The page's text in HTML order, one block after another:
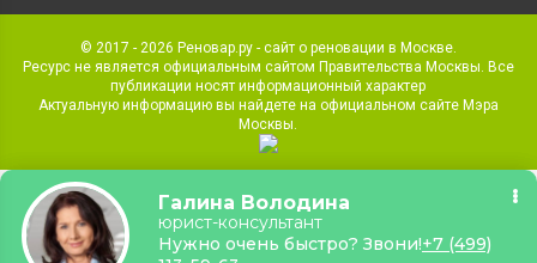
© 2017 - 2026 Реновар.ру - сайт о реновации в Москве.
Ресурс не является официальным сайтом Правительства Москвы. Все
публикации носят информационный характер
Актуальную информацию вы найдете на официальном сайте Мэра
Москвы.